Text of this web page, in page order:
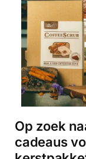
Op zoek
cadeaus